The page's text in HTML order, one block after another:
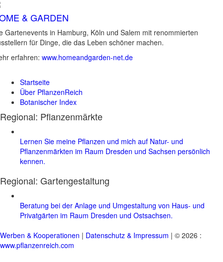
& GARDEN
Gartenevents in Hamburg, Köln und Salem mit renommierten
für Dinge, die das Leben schöner machen.
erfahren: www.homeandgarden-net.de
Startseite
Über PflanzenReich
Botanischer Index
Regional: Pflanzenmärkte
Lernen Sie meine Pflanzen und mich auf Natur- und
Pflanzenmärkten im Raum Dresden und Sachsen persönlich
kennen.
Regional: Gartengestaltung
Beratung bei der Anlage und Umgestaltung von Haus- und
Privatgärten im Raum Dresden und Ostsachsen.
Werben & Kooperationen | Datenschutz & Impressum | © 2026 :
www.pflanzenreich.com